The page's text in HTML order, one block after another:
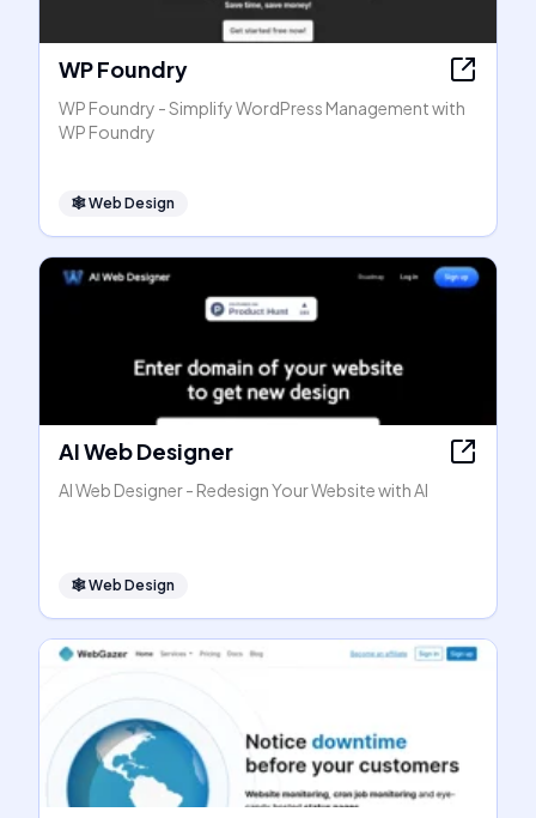
WP Foundry
WP Foundry - Simplify WordPress Management with
WP Foundry
🕸Web Design
AI Web Designer
AI Web Designer - Redesign Your Website with AI
🕸Web Design